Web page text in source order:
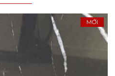
MỚI